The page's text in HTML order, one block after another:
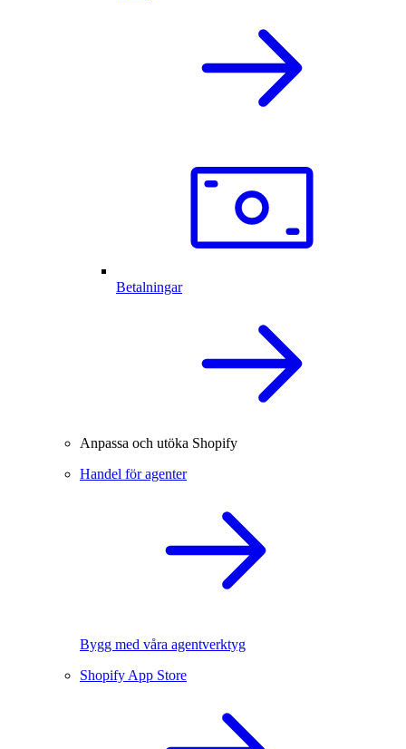
Betalningar
Anpassa och utöka Shopify
Handel för agenter
Bygg med våra agentverktyg
Shopify App Store